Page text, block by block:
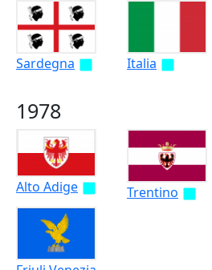
Sardegna Italia
1978
Alto Adige Trentino